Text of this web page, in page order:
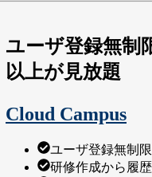
ユーザ登録無制
以上が見放題
Cloud Campus
ユーザ登録無制
研修作成から履